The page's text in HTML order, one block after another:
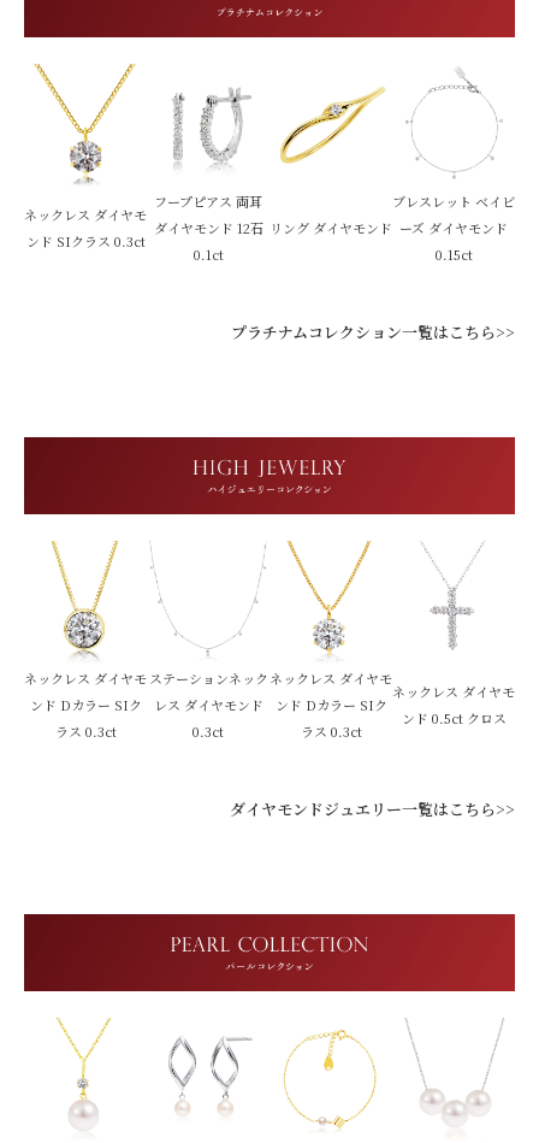
ネックレス ダイヤモ
ンド SIクラス 0.3ct
フープピアス 両耳
ダイヤモンド 12石
0.1ct
リング ダイヤモンド
ブレスレット ベイビ
ーズ ダイヤモンド
0.15ct
プラチナムコレクション一覧はこちら>>
ネックレス ダイヤモ
ンド Dカラー SIク
ラス 0.3ct
ステーションネック
レス ダイヤモンド
0.3ct
ネックレス ダイヤモ
ンド Dカラー SIク
ラス 0.3ct
ネックレス ダイヤモ
ンド 0.5ct クロス
ダイヤモンドジュエリー一覧はこちら>>